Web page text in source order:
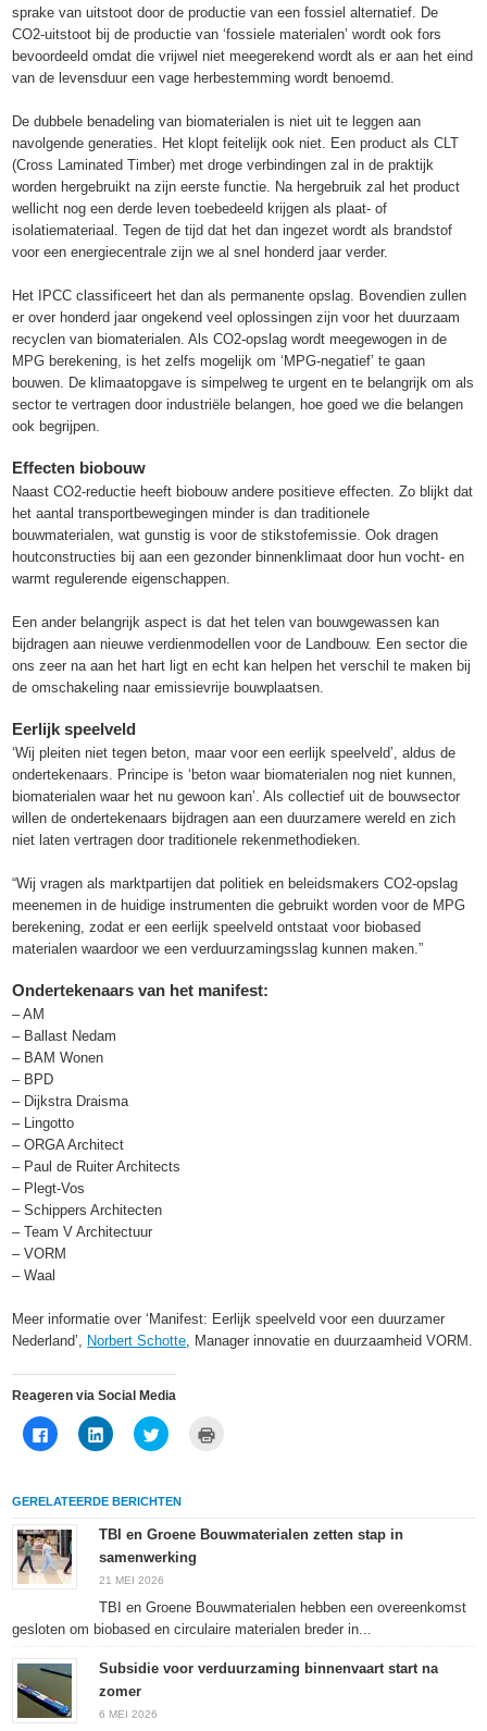
sprake van uitstoot door de productie van een fossiel alternatief. De
CO2-uitstoot bij de productie van ‘fossiele materialen’ wordt ook fors
bevoordeeld omdat die vrijwel niet meegerekend wordt als er aan het eind
van de levensduur een vage herbestemming wordt benoemd.
De dubbele benadeling van biomaterialen is niet uit te leggen aan
navolgende generaties. Het klopt feitelijk ook niet. Een product als CLT
(Cross Laminated Timber) met droge verbindingen zal in de praktijk
worden hergebruikt na zijn eerste functie. Na hergebruik zal het product
wellicht nog een derde leven toebedeeld krijgen als plaat- of
isolatiemateriaal. Tegen de tijd dat het dan ingezet wordt als brandstof
voor een energiecentrale zijn we al snel honderd jaar verder.
Het IPCC classificeert het dan als permanente opslag. Bovendien zullen
er over honderd jaar ongekend veel oplossingen zijn voor het duurzaam
recyclen van biomaterialen. Als CO2-opslag wordt meegewogen in de
MPG berekening, is het zelfs mogelijk om ‘MPG-negatief’ te gaan
bouwen. De klimaatopgave is simpelweg te urgent en te belangrijk om als
sector te vertragen door industriële belangen, hoe goed we die belangen
ook begrijpen.
Effecten biobouw
Naast CO2-reductie heeft biobouw andere positieve effecten. Zo blijkt dat
het aantal transportbewegingen minder is dan traditionele
bouwmaterialen, wat gunstig is voor de stikstofemissie. Ook dragen
houtconstructies bij aan een gezonder binnenklimaat door hun vocht- en
warmt regulerende eigenschappen.
Een ander belangrijk aspect is dat het telen van bouwgewassen kan
bijdragen aan nieuwe verdienmodellen voor de Landbouw. Een sector die
ons zeer na aan het hart ligt en echt kan helpen het verschil te maken bij
de omschakeling naar emissievrije bouwplaatsen.
Eerlijk speelveld
‘Wij pleiten niet tegen beton, maar voor een eerlijk speelveld’, aldus de
ondertekenaars. Principe is ‘beton waar biomaterialen nog niet kunnen,
biomaterialen waar het nu gewoon kan’. Als collectief uit de bouwsector
willen de ondertekenaars bijdragen aan een duurzamere wereld en zich
niet laten vertragen door traditionele rekenmethodieken.
“Wij vragen als marktpartijen dat politiek en beleidsmakers CO2-opslag
meenemen in de huidige instrumenten die gebruikt worden voor de MPG
berekening, zodat er een eerlijk speelveld ontstaat voor biobased
materialen waardoor we een verduurzamingsslag kunnen maken.”
Ondertekenaars van het manifest:
– AM
– Ballast Nedam
– BAM Wonen
– BPD
– Dijkstra Draisma
– Lingotto
– ORGA Architect
– Paul de Ruiter Architects
– Plegt-Vos
– Schippers Architecten
– Team V Architectuur
– VORM
– Waal
Meer informatie over ‘Manifest: Eerlijk speelveld voor een duurzamer
Nederland’, Norbert Schotte , Manager innovatie en duurzaamheid VORM.
Reageren via Social Media
Klik
om
Facebook
(Wordt
een
nieuw
venster
geopend)
Klik
om
delen
(Wordt
een
venster
geopend)
Klik
om
Twitter
(Wordt
een
nieuw
venster
geopend)
nieuw
GERELATEERDE BERICHTEN
TBI en Groene Bouwmaterialen zetten stap in
samenwerking
21 MEI 2026
TBI en Groene Bouwmaterialen hebben een overeenkomst
gesloten om biobased en circulaire materialen breder in...
Subsidie voor verduurzaming binnenvaart start na
zomer
6 MEI 2026